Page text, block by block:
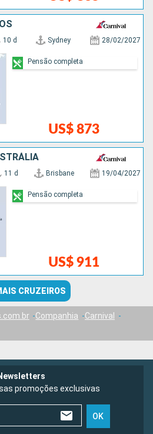
10 d Sydney 28/02/2027
US$ 873
Pensão completa
11 d Brisbane 19/04/2027
US$ 911
Pensão completa
CRUZEIROS
Companhia
Carnival
promoções exclusivas
OK